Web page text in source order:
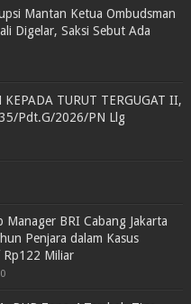
Mantan Ketua Ombudsman
Digelar, Saksi Sebut Ada
KEPADA TURUT TERGUGAT II,
Pdt.G/2026/PN Llg
Manager BRI Cabang Jakarta
Penjara dalam Kasus
Miliar
0